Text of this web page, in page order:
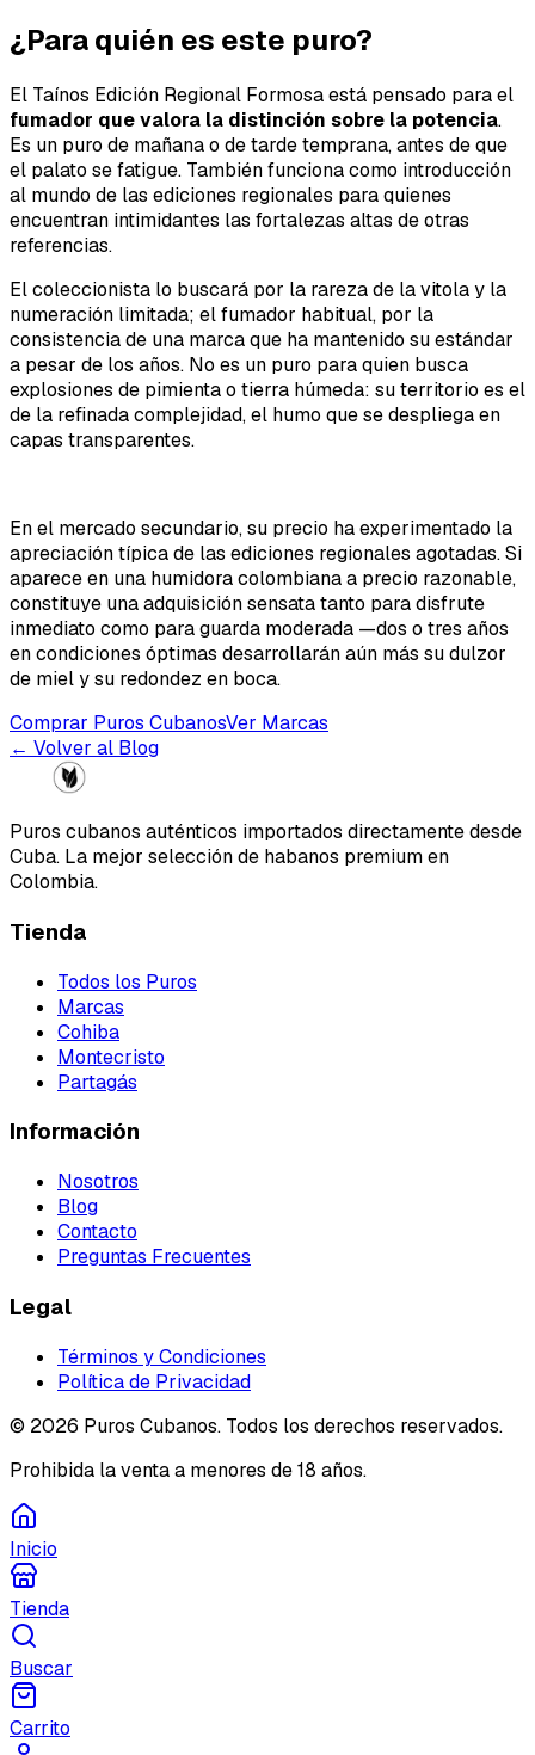
¿Para quién es este puro?
El Taínos Edición Regional Formosa está pensado para el
fumador que valora la distinción sobre la potencia.
Es un puro de mañana o de tarde temprana, antes de que
el palato se fatigue. También funciona como introducción
al mundo de las ediciones regionales para quienes
encuentran intimidantes las fortalezas altas de otras
referencias.
El coleccionista lo buscará por la rareza de la vitola y la
numeración limitada; el fumador habitual, por la
consistencia de una marca que ha mantenido su estándar
a pesar de los años. No es un puro para quien busca
explosiones de pimienta o tierra húmeda: su territorio es el
de la refinada complejidad, el humo que se despliega en
capas transparentes.
En el mercado secundario, su precio ha experimentado la
apreciación típica de las ediciones regionales agotadas. Si
aparece en una humidora colombiana a precio razonable,
constituye una adquisición sensata tanto para disfrute
inmediato como para guarda moderada —dos o tres años
en condiciones óptimas desarrollarán aún más su dulzor
de miel y su redondez en boca.
Comprar Puros CubanosVer Marcas
← Volver al Blog
Puros cubanos auténticos importados directamente desde
Cuba. La mejor selección de habanos premium en
Colombia.
Tienda
Todos los Puros
Marcas
Cohiba
Montecristo
Partagás
Información
Nosotros
Blog
Contacto
Preguntas Frecuentes
Legal
Términos y Condiciones
Política de Privacidad
© 2026 Puros Cubanos. Todos los derechos reservados.
Prohibida la venta a menores de 18 años.
Inicio
Tienda
Buscar
Carrito